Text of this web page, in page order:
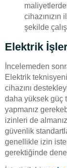
şekilde
Elektrik
İncelemeden
Elektrik
cihazını
daha yüksek güç
yapmanız
izinleri de
güvenlik
genellikle izin
gerektiğinde